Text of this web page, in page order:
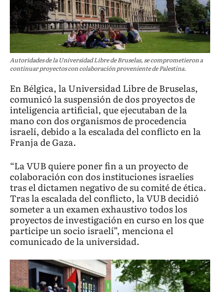
Autoridades de la Universidad Libre de Bruselas, se comprometieron a
continuar proyectos con colaboración proveniente de Palestina.
En Bélgica, la Universidad Libre de Bruselas,
comunicó la suspensión de dos proyectos de
inteligencia artificial, que ejecutaban de la
mano con dos organismos de procedencia
israelí, debido a la escalada del conflicto en la
Franja de Gaza.
“La VUB quiere poner fin a un proyecto de
colaboración con dos instituciones israelíes
tras el dictamen negativo de su comité de ética.
Tras la escalada del conflicto, la VUB decidió
someter a un examen exhaustivo todos los
proyectos de investigación en curso en los que
participe un socio israelí”, menciona el
comunicado de la universidad.